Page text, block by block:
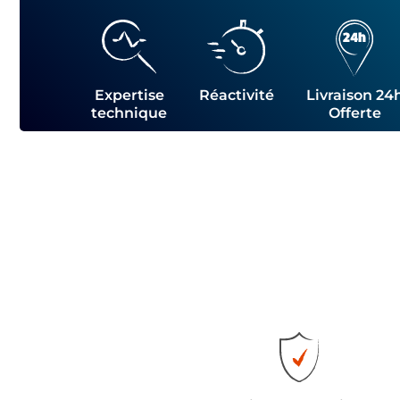
Expertise
technique
Réactivité
Livraison
Offerte